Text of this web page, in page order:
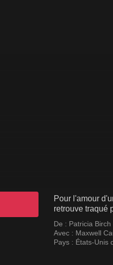
Pour l'amour
retrouve traqué
De : Patricia Birch
Avec : Maxwell
Pays : États-Unis